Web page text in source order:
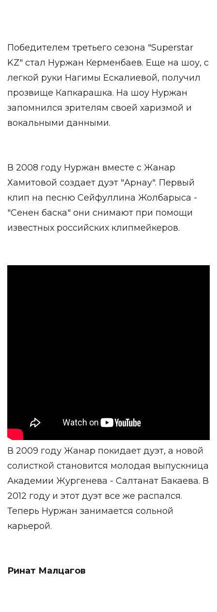
Победителем третьего сезона "Superstar
KZ" стал Нуржан Керменбаев. Еще на шоу, с
легкой руки Нагимы Ескалиевой, получил
прозвище Капкарашка. На шоу Нуржан
запомнился зрителям своей харизмой и
вокальными данными.
В 2008 году Нуржан вместе с Жанар
Хамитовой создает дуэт "Арнау". Первый
клип на песню Сейфуллина Жолбарыса -
"Сенен баска" они снимают при помощи
известных российских клипмейкеров.
В 2009 году Жанар покидает дуэт, а новой
солисткой становится молодая выпускница
Академии Жургенева - Салтанат Бакаева. В
2012 году и этот дуэт все же распался.
Теперь Нуржан занимается сольной
карьерой.
Ринат Малцагов